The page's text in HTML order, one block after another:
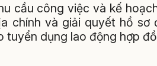
cầu công việc và kế
chính và giải quyết hồ
tuyển dụng lao động hợp